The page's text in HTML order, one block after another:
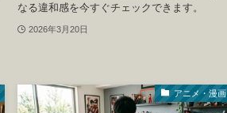
なる違和感を今すぐチェックできます。
2026年3月20日
アニメ・漫画